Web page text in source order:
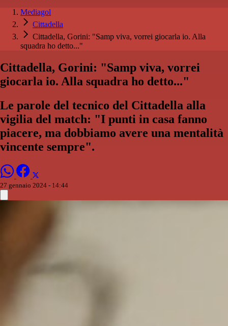
Mediagol
Cittadella
Cittadella, Gorini: "Samp viva, vorrei giocarla io. Alla
squadra ho detto..."
Cittadella, Gorini: "Samp viva, vorrei
giocarla io. Alla squadra ho detto..."
Le parole del tecnico del Cittadella alla
vigilia del match: "I punti in casa fanno
piacere, ma dobbiamo avere una mentalità
vincente sempre".
27 gennaio 2024 - 14:44